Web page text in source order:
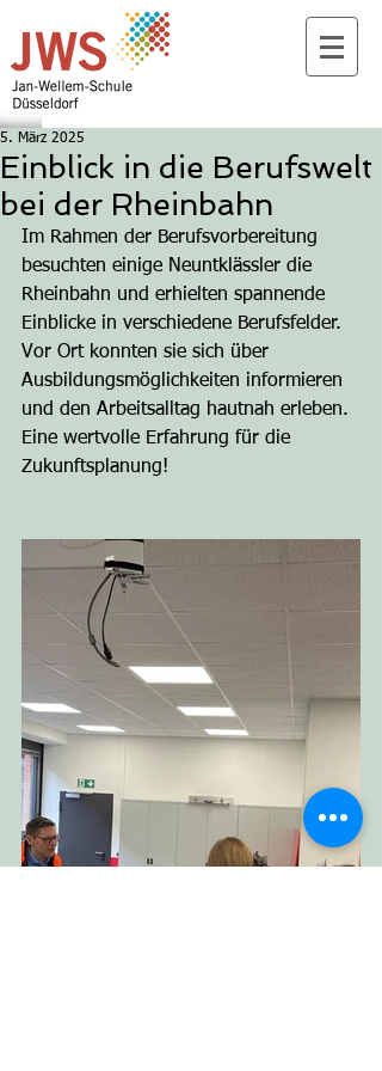
Einblick in die Berufswelt
bei der Rheinbahn
5. März 2025
Im Rahmen der Berufsvorbereitung
besuchten einige Neuntklässler die
Rheinbahn und erhielten spannende
Einblicke in verschiedene Berufsfelder.
Vor Ort konnten sie sich über
Ausbildungsmöglichkeiten informieren
und den Arbeitsalltag hautnah erleben.
Eine wertvolle Erfahrung für die
Zukunftsplanung!